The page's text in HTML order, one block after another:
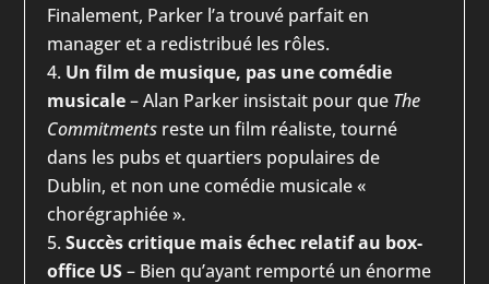
Finalement, Parker l’a trouvé parfait en
manager et a redistribué les rôles.
Un film de musique, pas une comédie
musicale– Alan Parker insistait pour que The
Commitments reste un film réaliste, tourné
dans les pubs et quartiers populaires de
Dublin, et non une comédie musicale «
chorégraphiée ».
Succès critique mais échec relatif au box-
office US– Bien qu’ayant remporté un énorme